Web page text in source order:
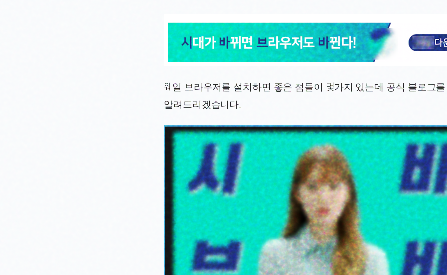
웨일 브라우저를 설치하면 좋은 점들이 몇가지 있는데 공식 블로그
알려드리겠습니다.